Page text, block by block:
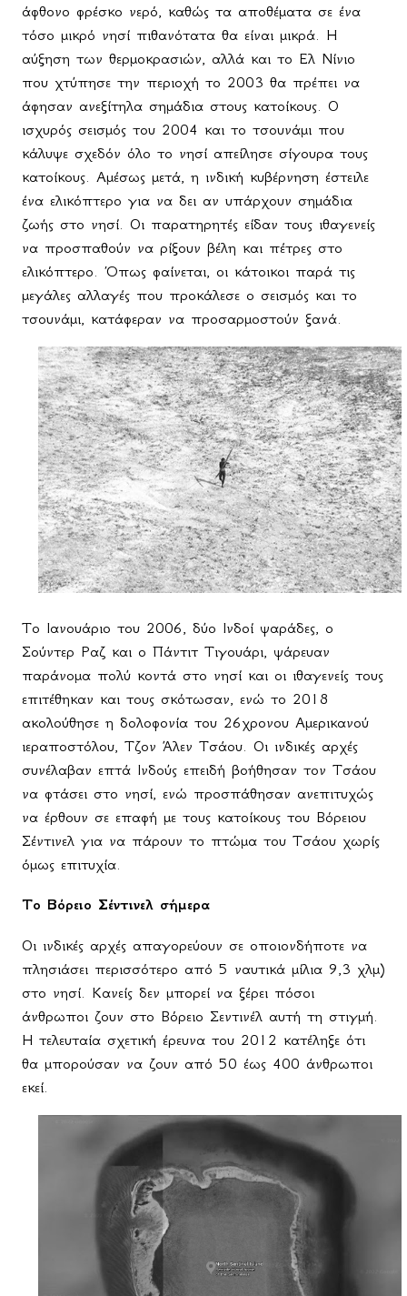
άφθονο φρέσκο νερό, καθώς τα αποθέματα σε ένα
τόσο μικρό νησί πιθανότατα θα είναι μικρά. Η
αύξηση των θερμοκρασιών, αλλά και το Ελ Νίνιο
που χτύπησε την περιοχή το 2003 θα πρέπει να
άφησαν ανεξίτηλα σημάδια στους κατοίκους. Ο
ισχυρός σεισμός του 2004 και το τσουνάμι που
κάλυψε σχεδόν όλο το νησί απείλησε σίγουρα τους
κατοίκους. Αμέσως μετά, η ινδική κυβέρνηση έστειλε
ένα ελικόπτερο για να δει αν υπάρχουν σημάδια
ζωής στο νησί. Οι παρατηρητές είδαν τους ιθαγενείς
να προσπαθούν να ρίξουν βέλη και πέτρες στο
ελικόπτερο. Όπως φαίνεται, οι κάτοικοι παρά τις
μεγάλες αλλαγές που προκάλεσε ο σεισμός και το
τσουνάμι, κατάφεραν να προσαρμοστούν ξανά.
Το Ιανουάριο του 2006, δύο Ινδοί ψαράδες, ο
Σούντερ Ραζ και ο Πάντιτ Τιγουάρι, ψάρευαν
παράνομα πολύ κοντά στο νησί και οι ιθαγενείς τους
επιτέθηκαν και τους σκότωσαν, ενώ το 2018
ακολούθησε η δολοφονία του 26χρονου Αμερικανού
ιεραποστόλου, Τζον Άλεν Τσάου. Οι ινδικές αρχές
συνέλαβαν επτά Ινδούς επειδή βοήθησαν τον Τσάου
να φτάσει στο νησί, ενώ προσπάθησαν ανεπιτυχώς
να έρθουν σε επαφή με τους κατοίκους του Βόρειου
Σέντινελ για να πάρουν το πτώμα του Τσάου χωρίς
όμως επιτυχία.
Το Βόρειο Σέντινελ σήμερα
Οι ινδικές αρχές απαγορεύουν σε οποιονδήποτε να
πλησιάσει περισσότερο από 5 ναυτικά μίλια 9,3 χλμ)
στο νησί. Κανείς δεν μπορεί να ξέρει πόσοι
άνθρωποι ζουν στο Βόρειο Σεντινέλ αυτή τη στιγμή.
Η τελευταία σχετική έρευνα του 2012 κατέληξε ότι
θα μπορούσαν να ζουν από 50 έως 400 άνθρωποι
εκεί.